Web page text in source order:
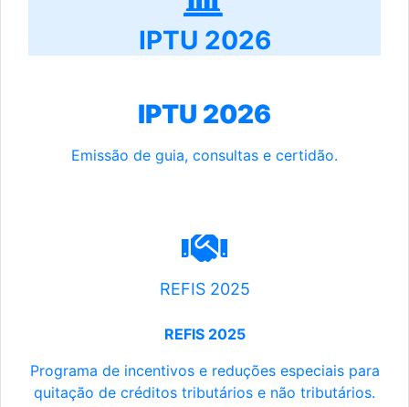
IPTU 2026
IPTU 2026
Emissão de guia, consultas e certidão.
REFIS 2025
REFIS 2025
Programa de incentivos e reduções especiais para
quitação de créditos tributários e não tributários.